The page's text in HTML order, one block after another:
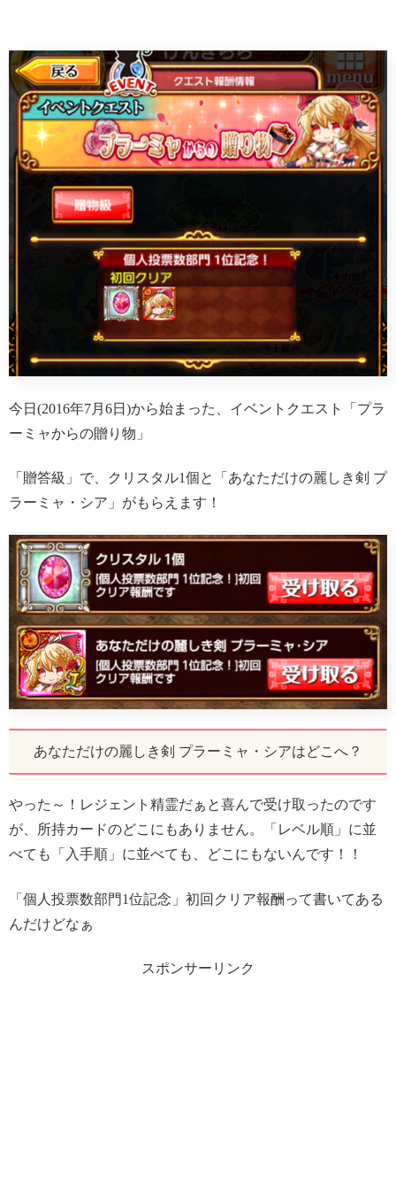
今日(2016年7月6日)から始まった、イベントクエスト「プラ
ーミャからの贈り物」
「贈答級」で、クリスタル1個と「あなただけの麗しき剣 プ
ラーミャ・シア」がもらえます！
あなただけの麗しき剣 プラーミャ・シアはどこへ？
やった～！レジェント精霊だぁと喜んで受け取ったのです
が、所持カードのどこにもありません。「レベル順」に並
べても「入手順」に並べても、どこにもないんです！！
「個人投票数部門1位記念」初回クリア報酬って書いてある
んだけどなぁ
スポンサーリンク